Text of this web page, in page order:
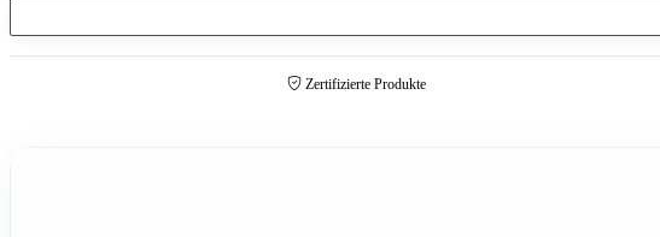
Zertifizierte Produkte